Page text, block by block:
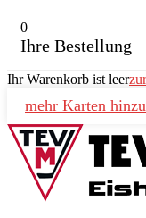
0
Ihre Bestellung
Ihr Warenkorb ist leer
mehr Karten